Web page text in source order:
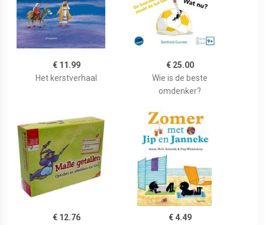
€ 11.99
Het kerstverhaal
€ 25.00
Wie is de beste
omdenker?
€ 12.76
€ 4.49